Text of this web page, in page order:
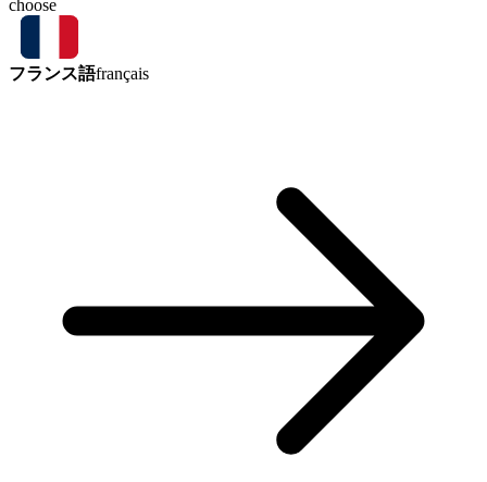
choose
フランス語français